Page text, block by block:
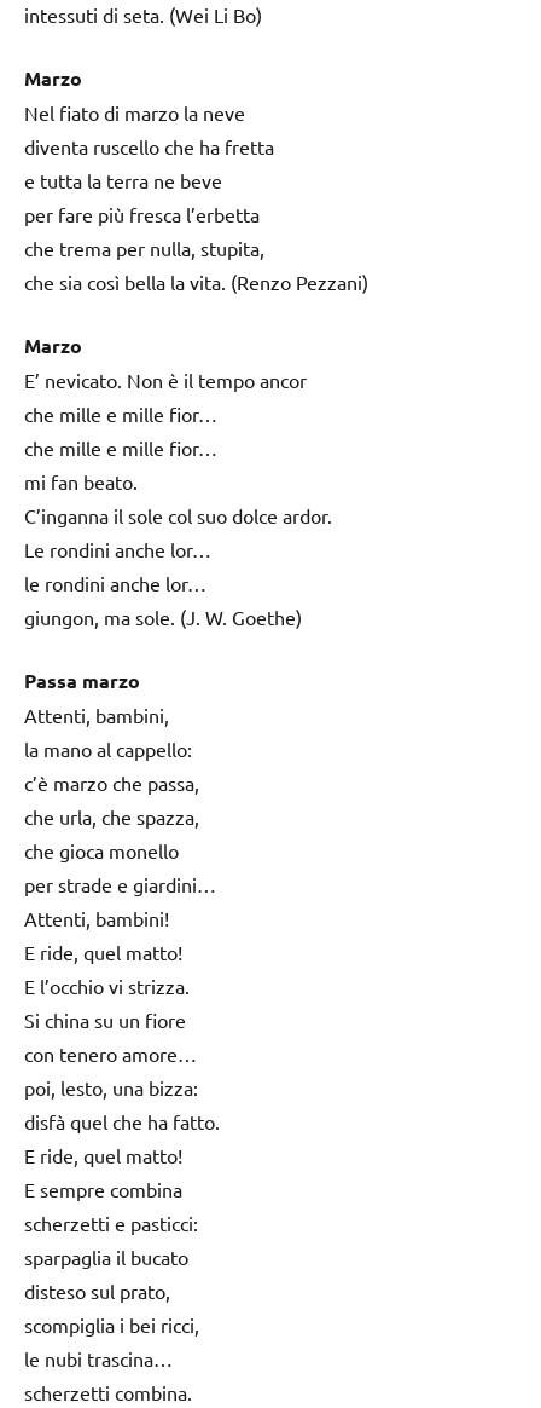
intessuti di seta. (Wei Li Bo)
Marzo
Nel fiato di marzo la neve
diventa ruscello che ha fretta
e tutta la terra ne beve
per fare più fresca l’erbetta
che trema per nulla, stupita,
che sia così bella la vita. (Renzo Pezzani)
Marzo
E’ nevicato. Non è il tempo ancor
che mille e mille fior…
che mille e mille fior…
mi fan beato.
C’inganna il sole col suo dolce ardor.
Le rondini anche lor…
le rondini anche lor…
giungon, ma sole. (J. W. Goethe)
Passa marzo
Attenti, bambini,
la mano al cappello:
c’è marzo che passa,
che urla, che spazza,
che gioca monello
per strade e giardini…
Attenti, bambini!
E ride, quel matto!
E l’occhio vi strizza.
Si china su un fiore
con tenero amore…
poi, lesto, una bizza:
disfà quel che ha fatto.
E ride, quel matto!
E sempre combina
scherzetti e pasticci:
sparpaglia il bucato
disteso sul prato,
scompiglia i bei ricci,
le nubi trascina…
scherzetti combina.